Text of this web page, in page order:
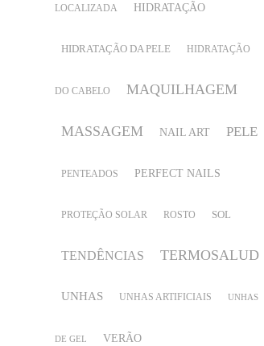
LOCALIZADA HIDRATAÇÃO
HIDRATAÇÃO DA PELE HIDRATAÇÃO
DO CABELO MAQUILHAGEM
MASSAGEM NAIL ART PELE
PENTEADOS PERFECT NAILS
PROTEÇÃO SOLAR ROSTO SOL
TENDÊNCIAS TERMOSALUD
UNHAS UNHAS ARTIFICIAIS UNHAS
DE GEL VERÃO